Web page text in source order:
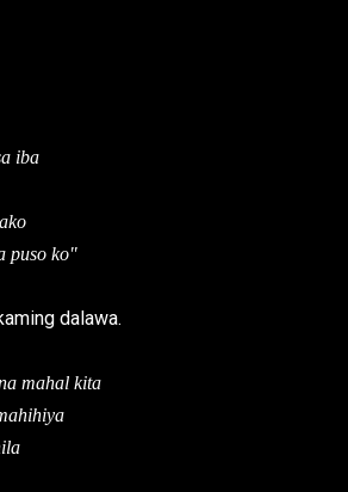
iba
puso ko"
dalawa.
mahal kita